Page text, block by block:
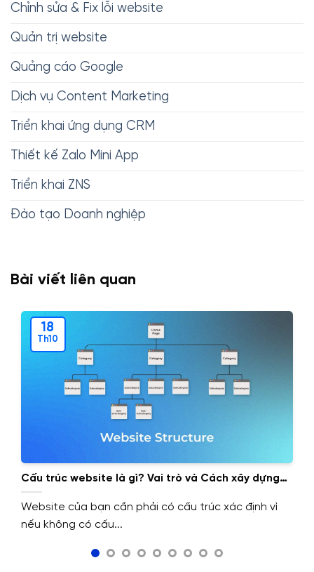
Chỉnh sửa & Fix lỗi website
Quản trị website
Quảng cáo Google
Dịch vụ Content Marketing
Triển khai ứng dụng CRM
Thiết kế Zalo Mini App
Triển khai ZNS
Đào tạo Doanh nghiệp
Bài viết liên quan
Cấu trúc website là gì? Vai trò và Cách xây dựng
cấu trúc website.
Website của bạn cần phải có cấu trúc xác định vì
nếu không có cấu...
18
Th10